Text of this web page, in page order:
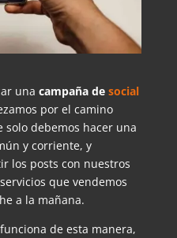
una campaña de social
por el camino
solo debemos hacer una
y corriente, y
los posts con nuestros
que vendemos
a la mañana.
de esta manera,